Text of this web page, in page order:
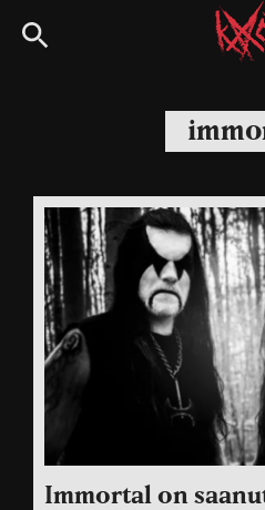
Siirry
suoraan
Immortal on